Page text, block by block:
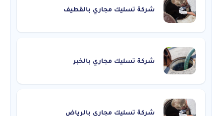
شركة تسليك مجاري بالقطيف
شركة تسليك مجاري بالخبر
شركة تسليك مجاري بالرياض